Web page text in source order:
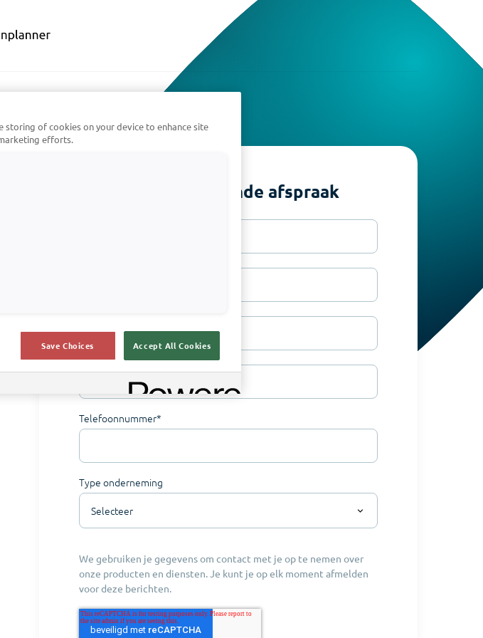
Maak een vrijblijvende afspraak
Naam onderneming*
Telefoonnummer*
Type onderneming
We gebruiken je gegevens om contact met je op te nemen over
onze producten en diensten. Je kunt je op elk moment afmelden
voor deze berichten.
storing of cookies on your device to enhance site
efforts.
Save Choices Accept All Cookies